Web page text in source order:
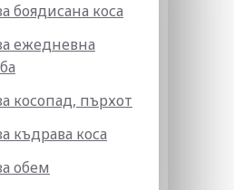
боядисана коса
ежедневна
косопад, пърхот
къдрава коса
обем